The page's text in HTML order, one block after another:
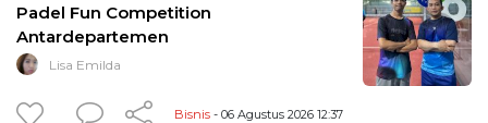
Padel Fun Competition
Antardepartemen
Lisa Emilda
Bisnis - 06 Agustus 2026 12:37